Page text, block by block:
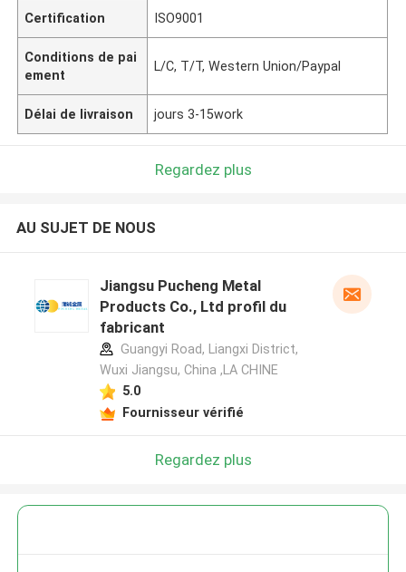
Certification ISO9001
Conditions de pai
ement
L/C, T/T, Western Union/Paypal
Délai de livraison jours 3-15work
Regardez plus
AU SUJET DE NOUS
Jiangsu Pucheng Metal
Products Co., Ltd profil du
fabricant
Guangyi Road, Liangxi District,
Wuxi Jiangsu, China ,LA CHINE
5.0
Fournisseur vérifié
Regardez plus